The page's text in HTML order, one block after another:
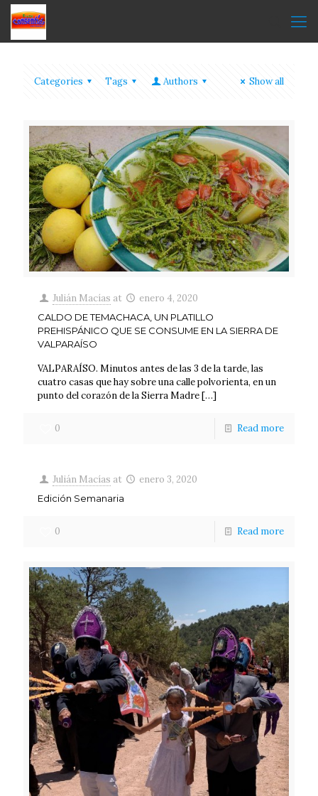
Categories Tags Authors Show all
Julián Macías at enero 4, 2020
CALDO DE TEMACHACA, UN PLATILLO
PREHISPÁNICO QUE SE CONSUME EN LA SIERRA DE
VALPARAÍSO
VALPARAÍSO. Minutos antes de las 3 de la tarde, las
cuatro casas que hay sobre una calle polvorienta, en un
punto del corazón de la Sierra Madre[…]
0 Read more
Julián Macías at enero 3, 2020
Edición Semanaria
0 Read more